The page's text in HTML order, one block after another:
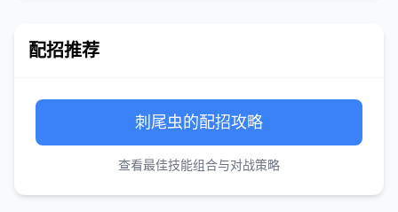
配招推荐
刺尾虫的配招攻略
查看最佳技能组合与对战策略